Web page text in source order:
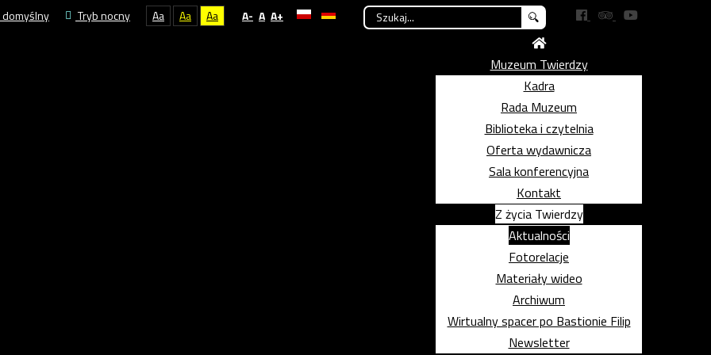
Szukaj...
Tryb nocny Aa Aa Aa A- A A+
Muzeum Twierdzy
Kadra
Rada Muzeum
Biblioteka i czytelnia
Oferta wydawnicza
Sala konferencyjna
Kontakt
Z życia Twierdzy
Aktualności
Fotorelacje
Materiały wideo
Archiwum
Wirtualny spacer po Bastionie Filip
Newsletter